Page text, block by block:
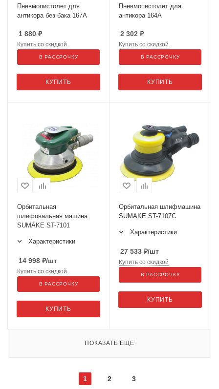
Пневмопистолет для
антикора без бака 167А
1 880 ₽
КУПИТЬ
Купить со скидкой
В РАССРОЧКУ
Пневмопистолет для
антикора 164А
2 302 ₽
КУПИТЬ
Купить со скидкой
В РАССРОЧКУ
Орбитальная
шлифовальная машина
SUMAKE ST-7101
Характеристики
14 998 ₽/шт
КУПИТЬ
Купить со скидкой
В РАССРОЧКУ
Орбитальная шлифмашина
SUMAKE ST-7107C
Характеристики
27 533 ₽/шт
КУПИТЬ
Купить со скидкой
В РАССРОЧКУ
ПОКАЗАТЬ ЕЩЕ
1 2 3